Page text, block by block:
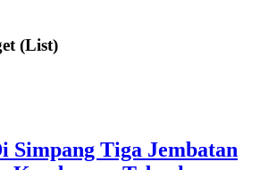
(List)
Simpang Tiga Jembatan